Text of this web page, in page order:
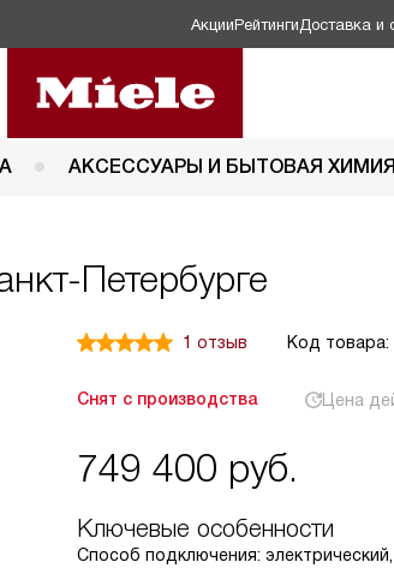
АкцииРейтинги Доставка и
АКСЕССУАРЫ И БЫТОВАЯ
Петербурге
1 отзыв Код товара:
Снят с производства Цена
749 400 руб.
Ключевые особенности
Способ подключения: